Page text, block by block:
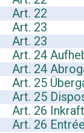
Art. 22
Art. 23
Art. 23
Art. 24
Art. 24
Art. 25
Art. 25
Art. 26
Art. 26